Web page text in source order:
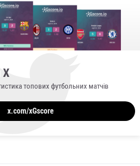
топових футбольних матчів
x.com/xGscore